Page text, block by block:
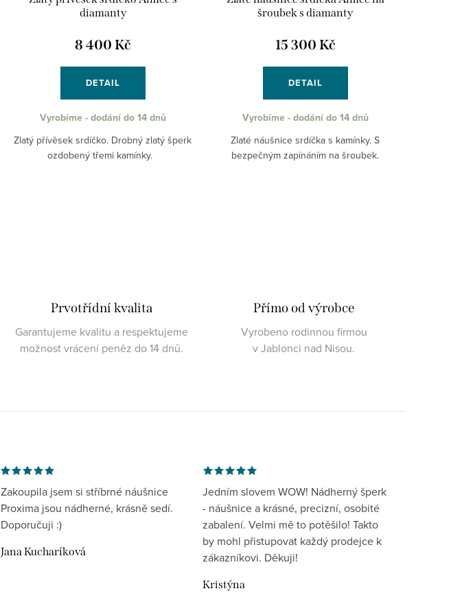
diamanty
8 400 Kč
DETAIL
Vyrobíme - dodání do 14 dnů
Zlatý přívěsek srdíčko. Drobný zlatý šperk
ozdobený třemi kamínky.
šroubek s diamanty
15 300 Kč
DETAIL
Vyrobíme - dodání do 14 dnů
Zlaté náušnice srdíčka s kamínky. S
bezpečným zapínáním na šroubek.
Prvotřídní kvalita
Garantujeme kvalitu a respektujeme
možnost vrácení peněz do 14 dnů.
Přímo od výrobce
Vyrobeno rodinnou firmou
v Jablonci nad Nisou.
Zakoupila jsem si stříbrné náušnice
Proxima jsou nádherné, krásně sedí.
Doporučuji :)
Jana Kucharíková
Jedním slovem WOW! Nádherný šperk
- náušnice a krásné, precizní, osobité
zabalení. Velmi mě to potěšilo! Takto
by mohl přistupovat každý prodejce k
zákazníkovi. Děkuji!
Kristýna